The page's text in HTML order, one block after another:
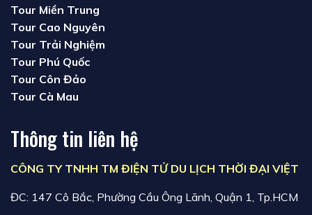
Tour Miền Trung
Tour Cao Nguyên
Tour Trải Nghiệm
Tour Phú Quốc
Tour Côn Đảo
Tour Cà Mau
Thông tin liên hệ
CÔNG TY TNHH TM ĐIỆN TỬ DU LỊCH THỜI ĐẠI VIỆT
ĐC: 147 Cô Bắc, Phường Cầu Ông Lãnh, Quận 1, Tp.HCM